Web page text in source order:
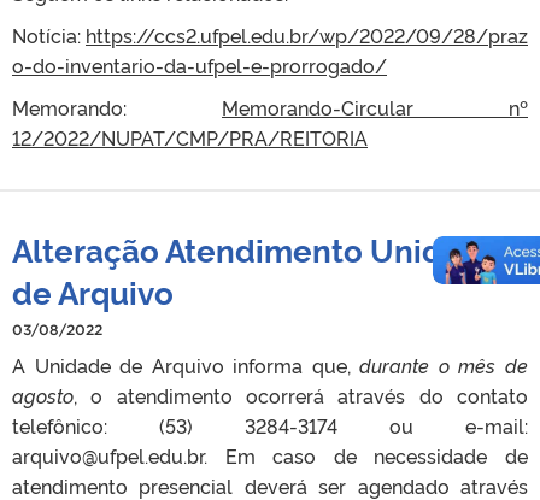
Notícia: https://ccs2.ufpel.edu.br/wp/2022/09/28/praz
o-do-inventario-da-ufpel-e-prorrogado/
Memorando: Memorando-Circular nº
12/2022/NUPAT/CMP/PRA/REITORIA
Alteração Atendimento Unidade
de Arquivo
03/08/2022
A Unidade de Arquivo informa que,durante o mês de
agosto, o atendimento ocorrerá através do contato
telefônico: (53) 3284-3174 ou e-mail:
arquivo@ufpel.edu.br. Em caso de necessidade de
atendimento presencial deverá ser agendado através